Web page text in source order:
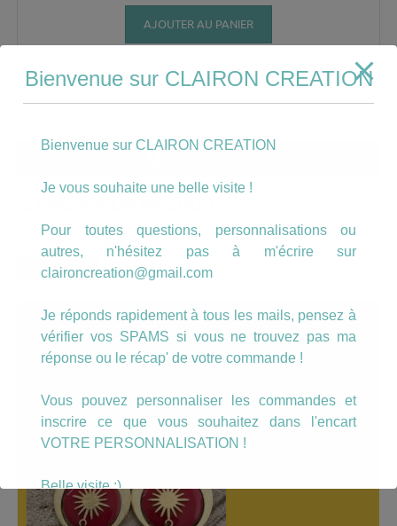
AJOUTER AU PANIER
Recherche
pour :
Recherche
A LÀ UNE
Bienvenue sur CLAIRON CREATION
Bienvenue sur CLAIRON CREATION
Je vous souhaite une belle visite !
Pour toutes questions, personnalisations ou
autres, n'hésitez pas à m'écrire sur
claironcreation@gmail.com
Je réponds rapidement à tous les mails, pensez à
vérifier vos SPAMS si vous ne trouvez pas ma
réponse ou le récap' de votre commande !
Vous pouvez personnaliser les commandes et
inscrire ce que vous souhaitez dans l'encart
VOTRE PERSONNALISATION !
Belle visite :)